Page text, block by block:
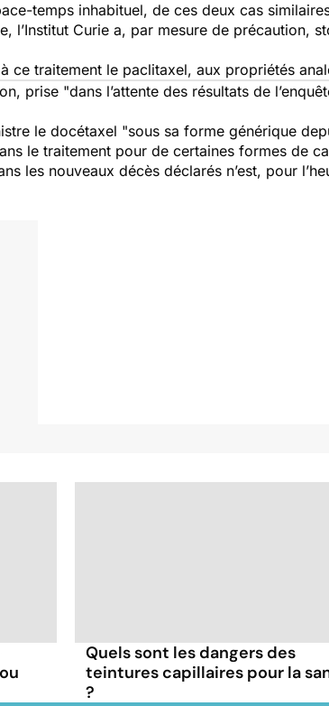
temps inhabituel, de ces deux cas
l’Institut Curie a, par mesure de précaution,
ce traitement le paclitaxel, aux propriétés
prise "dans l’attente des résultats de
le docétaxel "sous sa forme générique
le traitement pour de certaines formes de
les nouveaux décès déclarés n’est, pour
Quels sont les dangers des
teintures capillaires pour la
?